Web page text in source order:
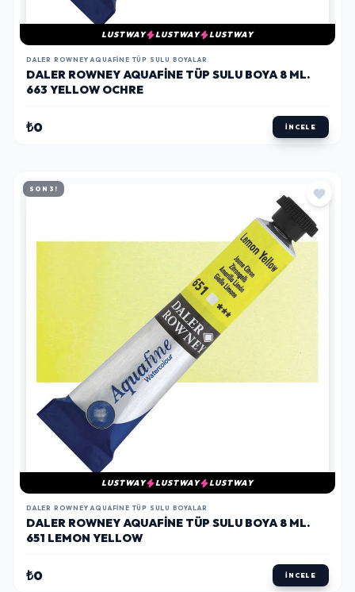
LUSTWAY LUSTWAY LUSTWAY
DALER ROWNEY AQUAFINE TÜP SULU BOYALAR
DALER ROWNEY AQUAFINE TÜP SULU BOYA 8 ML.
663 YELLOW OCHRE
₺0 İNCELE
SON 3!
LUSTWAY LUSTWAY LUSTWAY
DALER ROWNEY AQUAFINE TÜP SULU BOYALAR
DALER ROWNEY AQUAFINE TÜP SULU BOYA 8 ML.
651 LEMON YELLOW
₺0 İNCELE